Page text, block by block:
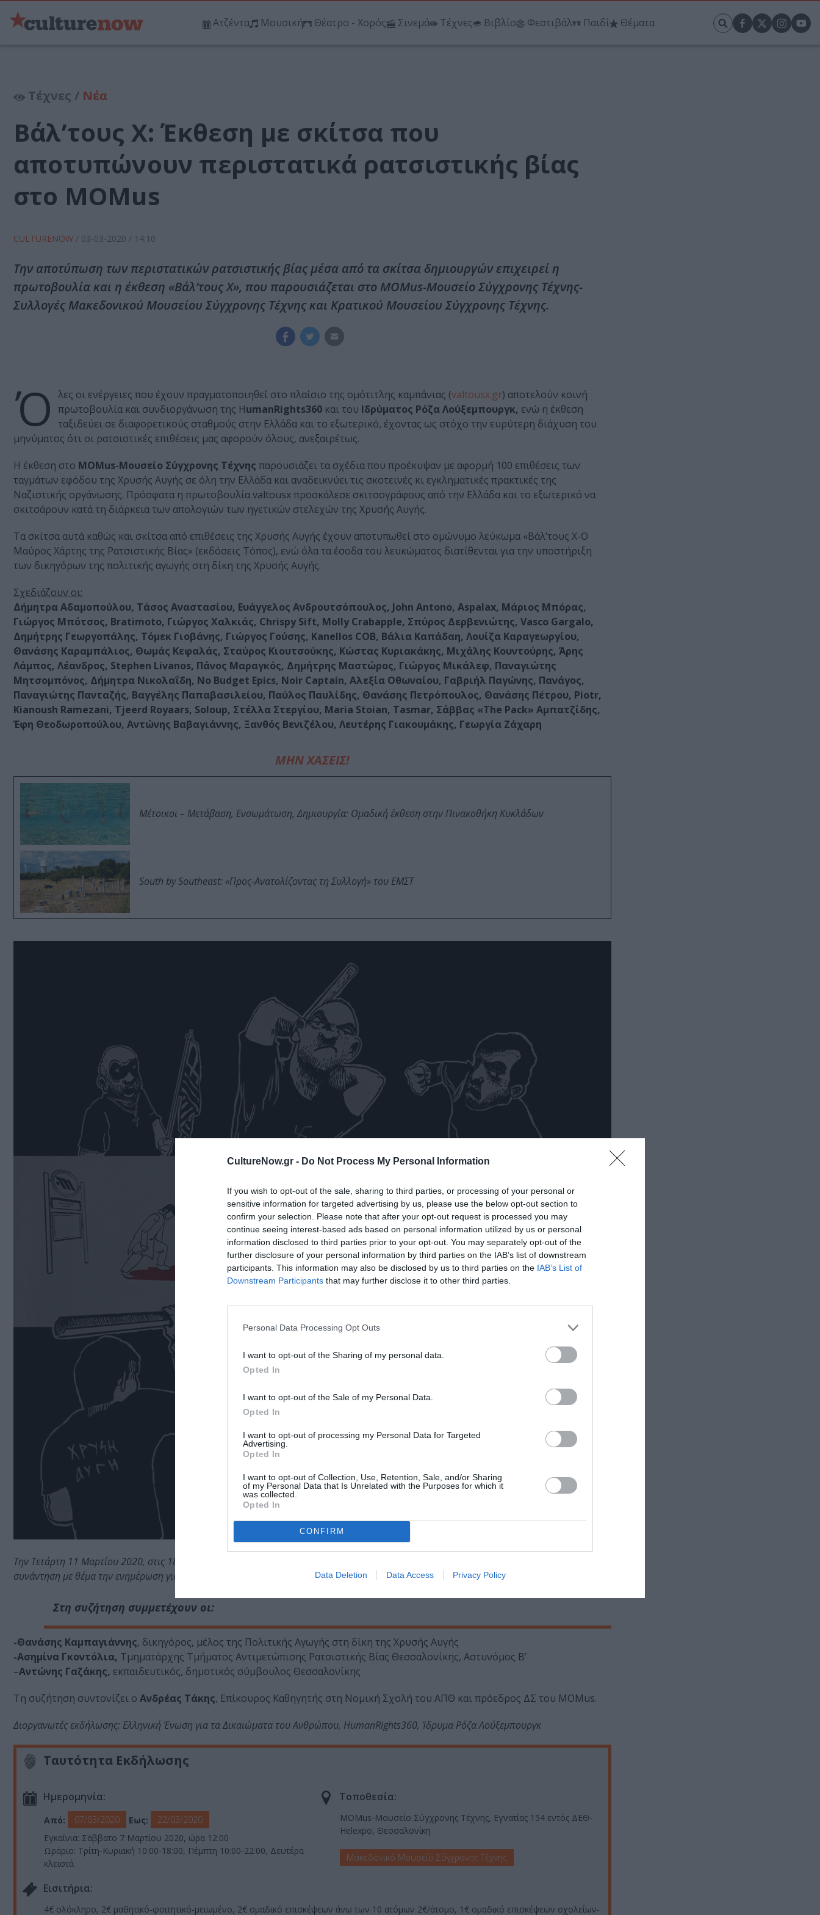
CultureNow.gr - Do Not Process My Personal Information
If you wish to opt-out of the sale, sharing to third parties, or processing of your personal or
sensitive information for targeted advertising by us, please use the below opt-out section to
confirm your selection. Please note that after your opt-out request is processed you may
continue seeing interest-based ads based on personal information utilized by us or personal
information disclosed to third parties prior to your opt-out. You may separately opt-out of the
further disclosure of your personal information by third parties on the IAB’s list of downstream
participants. This information may also be disclosed by us to third parties on the IAB’s List of
Downstream Participants that may further disclose it to other third parties.
Personal Data Processing Opt Outs
I want to opt-out of the Sharing of my personal data.
Opted In
I want to opt-out of the Sale of my Personal Data.
Opted In
I want to opt-out of processing my Personal Data for Targeted
Advertising.
Opted In
I want to opt-out of Collection, Use, Retention, Sale, and/or Sharing
of my Personal Data that Is Unrelated with the Purposes for which it
was collected.
Opted In
CONFIRM
Data Deletion Data Access Privacy Policy
Ατζέντα Μουσική Θέατρο - Χορός Σινεμά Τέχνες Βιβλίο Φεστιβάλ Παιδί Θέματα
Τέχνες / Νέα
Βάλ’τους Χ: Έκθεση με σκίτσα που
αποτυπώνουν περιστατικά ρατσιστικής βίας
στο MOMus
CULTURENOW / 03-03-2020 / 14:10
Την αποτύπωση των περιστατικών ρατσιστικής βίας μέσα από τα σκίτσα δημιουργών επιχειρεί η
πρωτοβουλία και η έκθεση «Βάλ’τους Χ», που παρουσιάζεται στο MOMus-Μουσείο Σύγχρονης Τέχνης-
Συλλογές Μακεδονικού Μουσείου Σύγχρονης Τέχνης και Κρατικού Μουσείου Σύγχρονης Τέχνης.
Ό λες οι ενέργειες που έχουν πραγματοποιηθεί στο πλαίσιο της ομότιτλης καμπάνιας (valtousx.gr) αποτελούν κοινή
πρωτοβουλία και συνδιοργάνωση της HumanRights360 και του Ιδρύματος Ρόζα Λούξεμπουργκ, ενώ η έκθεση
ταξιδεύει σε διαφορετικούς σταθμούς στην Ελλάδα και το εξωτερικό, έχοντας ως στόχο την ευρύτερη διάχυση του
μηνύματος ότι οι ρατσιστικές επιθέσεις μας αφορούν όλους, ανεξαιρέτως.
Η έκθεση στο MOMus-Μουσείο Σύγχρονης Τέχνης παρουσιάζει τα σχέδια που προέκυψαν με αφορμή 100 επιθέσεις των
ταγμάτων εφόδου της Χρυσής Αυγής σε όλη την Ελλάδα και αναδεικνύει τις σκοτεινές κι εγκληματικές πρακτικές της
Ναζιστικής οργάνωσης. Πρόσφατα η πρωτοβουλία valtousx προσκάλεσε σκιτσογράφους από την Ελλάδα και το εξωτερικό να
σκιτσάρουν κατά τη διάρκεια των απολογιών των ηγετικών στελεχών της Χρυσής Αυγής.
Τα σκίτσα αυτά καθώς και σκίτσα από επιθέσεις της Χρυσής Αυγής έχουν αποτυπωθεί στο ομώνυμο λεύκωμα «Βάλ’τους Χ-Ο
Μαύρος Χάρτης της Ρατσιστικής Βίας» (εκδόσεις Τόπος), ενώ όλα τα έσοδα του λευκώματος διατίθενται για την υποστήριξη
των δικηγόρων της πολιτικής αγωγής στη δίκη της Χρυσής Αυγής.
Σχεδιάζουν οι:
Δήμητρα Αδαμοπούλου, Τάσος Αναστασίου, Ευάγγελος Ανδρουτσόπουλος, John Antono, Aspalax, Μάριος Μπόρας,
Γιώργος Μπότσος, Bratimoto, Γιώργος Χαλκιάς, Chrispy Sift, Molly Crabapple, Σπύρος Δερβενιώτης, Vasco Gargalo,
Δημήτρης Γεωργοπάλης, Τόμεκ Γιοβάνης, Γιώργος Γούσης, Kanellos COB, Βάλια Καπάδαη, Λουίζα Καραγεωργίου,
Θανάσης Καραμπάλιος, Θωμάς Κεφαλάς, Σταύρος Κιουτσούκης, Κώστας Κυριακάκης, Μιχάλης Κουντούρης, Άρης
Λάμπος, Λέανδρος, Stephen Livanos, Πάνος Μαραγκός, Δημήτρης Μαστώρος, Γιώργος Μικάλεφ, Παναγιώτης
Μητσομπόνος, Δήμητρα Νικολαΐδη, No Budget Epics, Noir Captain, Αλεξία Οθωναίου, Γαβριήλ Παγώνης, Πανάγος,
Παναγιώτης Πανταζής, Βαγγέλης Παπαβασιλείου, Παύλος Παυλίδης, Θανάσης Πετρόπουλος, Θανάσης Πέτρου, Piotr,
Kianoush Ramezani, Tjeerd Royaars, Soloup, Στέλλα Στεργίου, Maria Stoian, Tasmar, Σάββας «The Pack» Αμπατζίδης,
Έφη Θεοδωροπούλου, Αντώνης Βαβαγιάννης, Ξανθός Βενιζέλου, Λευτέρης Γιακουμάκης, Γεωργία Ζάχαρη
ΜΗΝ ΧΑΣΕΙΣ!
Μέτοικοι – Μετάβαση, Ενσωμάτωση, Δημιουργία: Ομαδική έκθεση στην Πινακοθήκη Κυκλάδων
South by Southeast: «Προς-Ανατολίζοντας τη Συλλογή» του ΕΜΣΤ
ΔΕΣ 2 ΦΩΤΟΓΡΑΦΙΕΣ
Την Τετάρτη 11 Μαρτίου 2020, στις 18:00, θα πραγματοποιηθεί στο
συνάντηση με θέμα την ενημέρωση για τη δίκη της Χρυσής Αυγής καθώς και για τις σύγχρονες εξελίξεις στο πεδίο της ρατσιστικής βίας.
Στη συζήτηση συμμετέχουν οι:
-Θανάσης Καμπαγιάννης, δικηγόρος, μέλος της Πολιτικής Αγωγής στη δίκη της Χρυσής Αυγής
-Ασημίνα Γκοντόλια, Τμηματάρχης Τμήματος Αντιμετώπισης Ρατσιστικής Βίας Θεσσαλονίκης, Αστυνόμος Β’
–Αντώνης Γαζάκης, εκπαιδευτικός, δημοτικός σύμβουλος Θεσσαλονίκης
Τη συζήτηση συντονίζει ο Ανδρέας Τάκης, Επίκουρος Καθηγητής στη Νομική Σχολή του ΑΠΘ και πρόεδρος ΔΣ του MOMus.
Διοργανωτές εκδήλωσης: Ελληνική Ένωση για τα Δικαιώματα του Ανθρώπου, HumanRights360, Ίδρυμα Ρόζα Λούξεμπουργκ
Ταυτότητα Εκδήλωσης
Ημερομηνία:
Από: 07/03/2020 Εως:
22/03/2020
Εγκαίνια: Σάββατο 7 Μαρτίου 2020, ώρα 12:00
Ωράριο: Τρίτη-Κυριακή 10:00-18:00, Πέμπτη 10:00-22:00, Δευτέρα
κλειστά
Τοποθεσία:
ΜOMus-Μουσείο Σύγχρονης Τέχνης, Εγνατίας 154 εντός ΔΕΘ-
Helexpo, Θεσσαλονίκη
Μακεδονικό Μουσείο Σύγχρονης Τέχνης
Eισιτήρια:
4€ ολόκληρο, 2€ μαθητικό-φοιτητικό-μειωμένο, 2€ ομαδικό επισκέψεων άνω των 10 ατόμων 2€/άτομο, 1€ ομαδικό επισκέψεων σχολείων-